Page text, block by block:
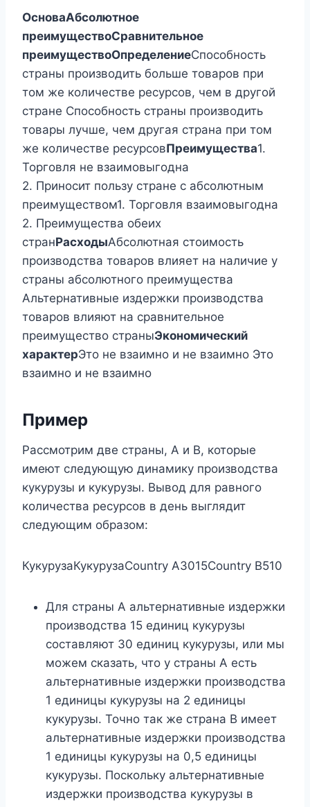
ОсноваАбсолютное
преимуществоСравнительное
преимуществоОпределениеСпособность
страны производить больше товаров при
том же количестве ресурсов, чем в другой
стране Способность страны производить
товары лучше, чем другая страна при том
же количестве ресурсовПреимущества1.
Торговля не взаимовыгодна
2. Приносит пользу стране с абсолютным
преимуществом1. Торговля взаимовыгодна
2. Преимущества обеих
странРасходыАбсолютная стоимость
производства товаров влияет на наличие у
страны абсолютного преимущества
Альтернативные издержки производства
товаров влияют на сравнительное
преимущество страныЭкономический
характерЭто не взаимно и не взаимно Это
взаимно и не взаимно
Пример
Рассмотрим две страны, A и B, которые
имеют следующую динамику производства
кукурузы и кукурузы. Вывод для равного
количества ресурсов в день выглядит
следующим образом:
КукурузаКукурузаCountry A3015Country B510
Для страны А альтернативные издержки
производства 15 единиц кукурузы
составляют 30 единиц кукурузы, или мы
можем сказать, что у страны А есть
альтернативные издержки производства
1 единицы кукурузы на 2 единицы
кукурузы. Точно так же страна B имеет
альтернативные издержки производства
1 единицы кукурузы на 0,5 единицы
кукурузы. Поскольку альтернативные
издержки производства кукурузы в